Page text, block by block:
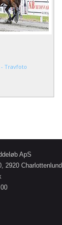
Travfoto
ApS
2920 Charlottenlund